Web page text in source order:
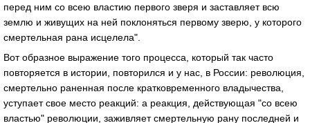
перед ним со всею властию первого зверя и заставляет всю
землю и живущих на ней поклоняться первому зверю, у которого
смертельная рана исцелела".
Вот образное выражение того процесса, который так часто
повторяется в истории, повторился и у нас, в России: революция,
смертельно раненная после кратковременного владычества,
уступает свое место реакций: а реакция, действующая "со всею
властью" революции, заживляет смертельную рану последней и